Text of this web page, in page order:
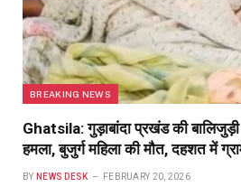
BREAKING NEWS
Ghatsila: गुड़ाबांदा प्रखंड की
हमला, बुजुर्ग महिला की मौत, दहशत में
BY NEWS DESK FEBRUARY 20, 2026